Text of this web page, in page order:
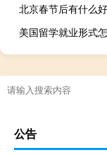
北京春节后有什么好
美国留学就业形式
公告